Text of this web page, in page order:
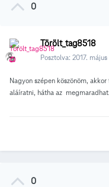
0
Törölt_tag8518
Posztolva: 2017.
Nagyon szépen köszönöm,
aláíratni, hátha az
0